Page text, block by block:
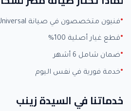
فنيون متخصصون في صيانة Universal بخبرة +15 عاماً
قطع غيار أصلية 100%
ضمان شامل 6 أشهر
خدمة فورية في نفس اليوم
خدماتنا في السيدة زينب